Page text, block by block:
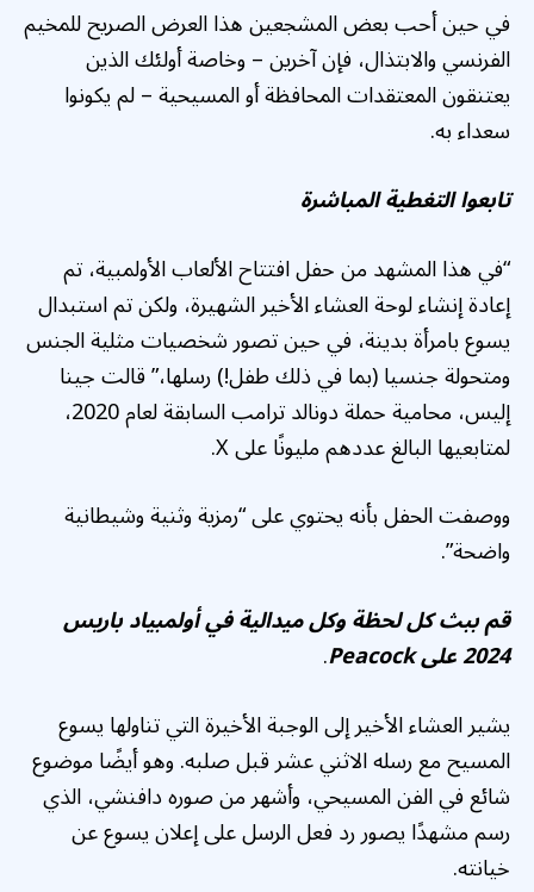
في حين أحب بعض المشجعين هذا العرض الصريح للمخيم
الفرنسي والابتذال، فإن آخرين – وخاصة أولئك الذين
يعتنقون المعتقدات المحافظة أو المسيحية – لم يكونوا
سعداء به.
تابعوا التغطية المباشرة
“في هذا المشهد من حفل افتتاح الألعاب الأولمبية، تم
إعادة إنشاء لوحة العشاء الأخير الشهيرة، ولكن تم استبدال
يسوع بامرأة بدينة، في حين تصور شخصيات مثلية الجنس
ومتحولة جنسيا (بما في ذلك طفل!) رسلها،” قالت جينا
إليس، محامية حملة دونالد ترامب السابقة لعام 2020،
لمتابعيها البالغ عددهم مليونًا على X.
ووصفت الحفل بأنه يحتوي على “رمزية وثنية وشيطانية
واضحة”.
قم ببث كل لحظة وكل ميدالية في أولمبياد باريس
2024 على Peacock
.
يشير العشاء الأخير إلى الوجبة الأخيرة التي تناولها يسوع
المسيح مع رسله الاثني عشر قبل صلبه. وهو أيضًا موضوع
شائع في الفن المسيحي، وأشهر من صوره دافنشي، الذي
رسم مشهدًا يصور رد فعل الرسل على إعلان يسوع عن
خيانته.